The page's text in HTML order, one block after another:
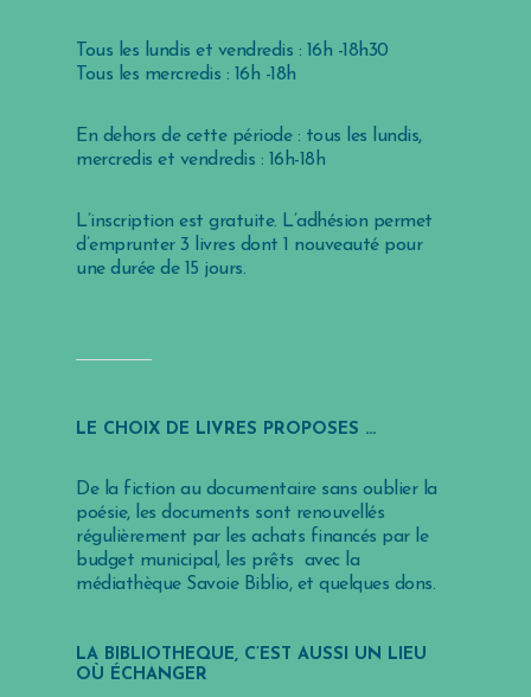
Tous les lundis et vendredis : 16h -18h30
Tous les mercredis : 16h -18h
En dehors de cette période : tous les lundis,
mercredis et vendredis : 16h-18h
L’inscription est gratuite. L’adhésion permet
d’emprunter 3 livres dont 1 nouveauté pour
une durée de 15 jours.
LE CHOIX DE LIVRES PROPOSÉS …
De la fiction au documentaire sans oublier la
poésie, les documents sont renouvellés
régulièrement par les achats financés par le
budget municipal, les prêts avec la
médiathèque Savoie Biblio, et quelques dons.
LA BIBLIOTHÈQUE, C’EST AUSSI UN LIEU
OÙ ÉCHANGER